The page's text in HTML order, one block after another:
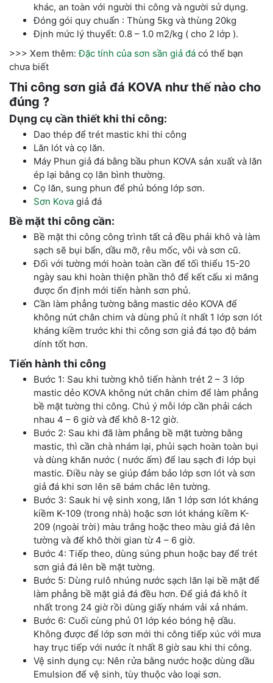
khác, an toàn với người thi công và người sử dụng.
Đóng gói quy chuẩn : Thùng 5kg và thùng 20kg
Định mức lý thuyết: 0.8 – 1.0 m2/kg ( cho 2 lớp ).
>>> Xem thêm:Đặc tính của sơn sần giả đá có thể bạn
chưa biết
Thi công sơn giả đá KOVA như thế nào cho
đúng ?
Dụng cụ cần thiết khi thi công:
Dao thép để trét mastic khi thi công
Lăn lót và cọ lăn.
Máy Phun giả đá bằng bầu phun KOVA sản xuất và lăn
ép lại bằng cọ lăn bình thường.
Cọ lăn, sung phun để phủ bóng lớp sơn.
Sơn Kova giả đá
Bề mặt thi công cần:
Bề mặt thi công công trình tất cả đều phải khô và làm
sạch sẽ bụi bẩn, dầu mỡ, rêu mốc, vôi và sơn cũ.
Đối với tường mới hoàn toàn cần để tối thiểu 15-20
ngày sau khi hoàn thiện phần thô để kết cấu xi măng
được ổn định mới tiến hành sơn phủ.
Cần làm phẳng tường bằng mastic dẻo KOVA để
không nứt chân chim và dùng phủ ít nhất 1 lớp sơn lót
kháng kiềm trước khi thi công sơn giả đá tạo độ bám
dính tốt hơn.
Tiến hành thi công
Bước 1: Sau khi tường khô tiến hành trét 2 – 3 lớp
mastic dẻo KOVA không nứt chân chim để làm phẳng
bề mặt tường thi công. Chú ý mỗi lớp cần phải cách
nhau 4 – 6 giờ và để khô 8-12 giờ.
Bước 2: Sau khi đã làm phẳng bề mặt tường bằng
mastic, thì cần chà nhám lại, phủi sạch hoàn toàn bụi
và dùng khăn nước ( nước ấm) để lau sạch đi lớp bụi
mastic. Điều này se giúp đảm bảo lớp sơn lót và sơn
giả đá khi sơn lên sẽ bám chắc lên tường.
Bước 3: Sauk hi vệ sinh xong, lăn 1 lớp sơn lót kháng
kiềm K-109 (trong nhà) hoặc sơn lót kháng kiềm K-
209 (ngoài trời) màu trắng hoặc theo màu giả đá lên
tường và để khô thời gian từ 4 – 6 giờ.
Bước 4: Tiếp theo, dùng súng phun hoặc bay để trét
sơn giả đá lên bề mặt tường.
Bước 5: Dùng rulô nhúng nước sạch lăn lại bề mặt để
làm phẳng bề mặt giả đá đều hơn. Để giả đá khô ít
nhất trong 24 giờ rồi dùng giấy nhám vải xả nhám.
Bước 6: Cuối cùng phủ 01 lớp kéo bóng hệ dầu.
Không được để lớp sơn mới thi công tiếp xúc với mưa
hay trục tiếp với nước ít nhất 8 giờ sau khi thi công.
Vệ sinh dụng cụ: Nên rửa bằng nước hoặc dùng dầu
Emulsion để vệ sinh, tùy thuộc vào loại sơn.